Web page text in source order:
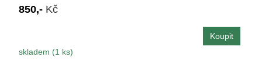
850,- Kč
skladem (1 ks)